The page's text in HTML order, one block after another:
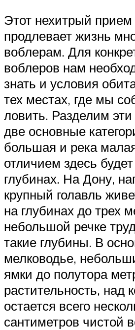
Этот нехитрый прием
продлевает жизнь
воблерам. Для
воблеров нам
знать и условия
тех местах, где мы
ловить. Разделим
две основные
большая и река
отличием здесь
глубинах. На Дону,
крупный голавль
на глубинах до трех
небольшой речке
такие глубины. В
мелководье,
ямки до полутора
растительность, над
остается всего
сантиметров чистой